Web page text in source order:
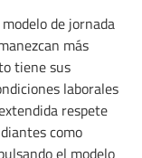
de jornada
más
tiene sus
laborales
respete
como
el modelo